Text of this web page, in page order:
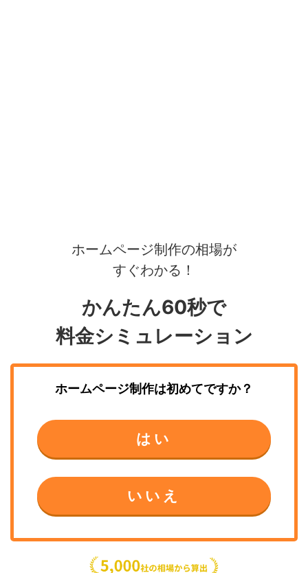
ホームページ制作の相場が
すぐわかる！
かんたん60秒で
料金シミュレーション
ホームページ制作は初めてですか？
はい
いいえ